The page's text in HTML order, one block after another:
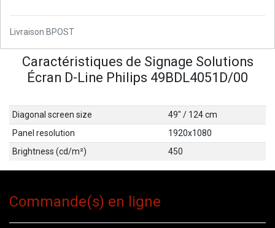
Livraison BPOST
Caractéristiques de Signage Solutions
Écran D-Line Philips 49BDL4051D/00
Diagonal screen size
49" / 124 cm
Panel resolution
1920x1080
Brightness (cd/m²)
450
Commande(s) en ligne